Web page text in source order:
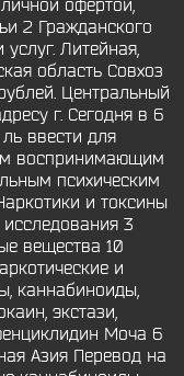
офертой,
2 Гражданского
Литейная,
область Совхоз
Центральный
г. Сегодня в 6
ввести для
воспринимающим
психическим
и токсины
3
вещества 10
и
каннабиноиды,
экстази,
Моча 6
Азия Перевод на